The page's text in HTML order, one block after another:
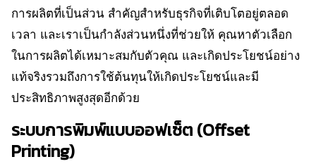
การผลิตที่เป็นส่วน สำคัญสำหรับธุรกิจที่เติบโตอยู่ตลอด
เวลา และเราเป็นกำลังส่วนหนึ่งที่ช่วยให้ คุณหาตัวเลือก
ในการผลิตได้เหมาะสมกับตัวคุณ และเกิดประโยชน์อย่าง
แท้จริงรวมถึงการใช้ต้นทุนให้เกิดประโยชน์และมี
ประสิทธิภาพสูงสุดอีกด้วย
ระบบการพิมพ์แบบออฟเซ็ต (Offset
Printing)